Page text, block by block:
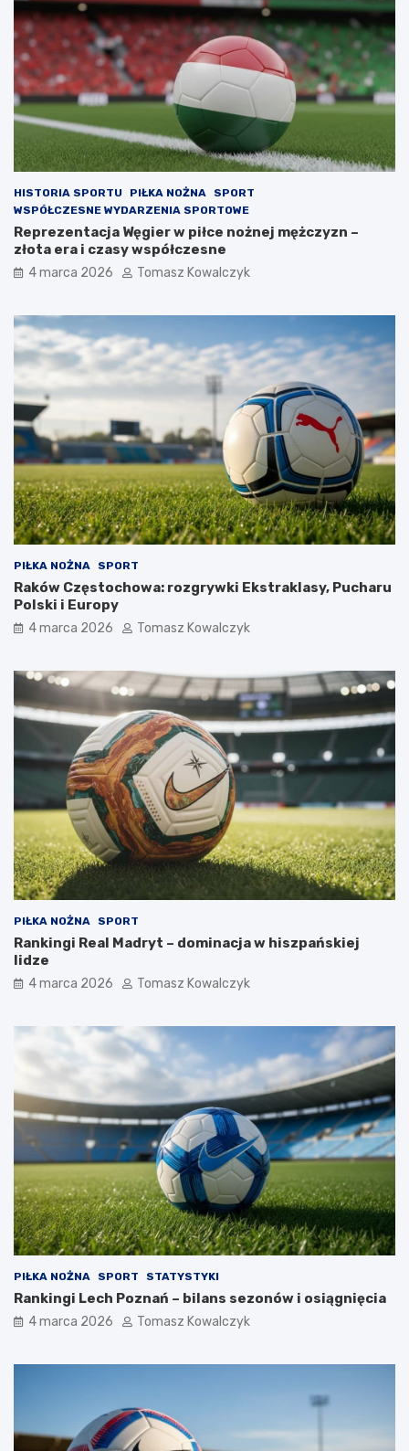
HISTORIA SPORTU PIŁKA NOŻNA
SPORT
WSPÓŁCZESNE WYDARZENIA SPORTOWE
Reprezentacja Węgier w piłce nożnej mężczyzn –
złota era i czasy współczesne
4 marca 2026 Tomasz Kowalczyk
PIŁKA NOŻNA SPORT
Raków Częstochowa: rozgrywki Ekstraklasy, Pucharu
Polski i Europy
4 marca 2026 Tomasz Kowalczyk
PIŁKA NOŻNA SPORT
Rankingi Real Madryt – dominacja w hiszpańskiej
lidze
4 marca 2026 Tomasz Kowalczyk
PIŁKA NOŻNA SPORT STATYSTYKI
Rankingi Lech Poznań – bilans sezonów i osiągnięcia
4 marca 2026 Tomasz Kowalczyk